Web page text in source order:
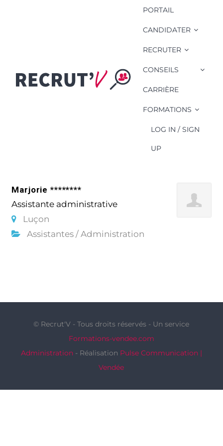
PORTAIL
CANDIDATER
RECRUTER
CONSEILS
CARRIÈRE
FORMATIONS
LOG IN / SIGN
UP
Compétence
Candidat:
disponibilité
Marjorie ********
Assistante administrative
Luçon
Assistantes / Administration
© Recrut'V - Tous droits réservés - Un service
Formations-vendee.com
Administration- Réalisation Pulse Communication |
Vendée